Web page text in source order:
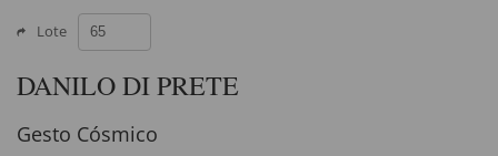
Lote
DANILO DI PRETE
Gesto Cósmico